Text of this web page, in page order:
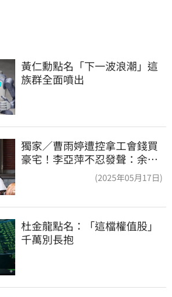
黃仁勳點名「下一波浪潮」這
族群全面噴出
獨家／曹雨婷遭控拿工會錢買
豪宅！李亞萍不忍發聲：余天
(2025年05月17日)
杜金龍點名：「這檔權值股」
千萬別長抱